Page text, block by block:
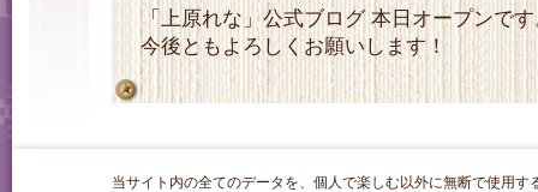
「上原れな」公式ブログ 本日オープンで
今後ともよろしくお願いします！
当サイト内の全てのデータを、個人で楽しむ以外に無断で使用す